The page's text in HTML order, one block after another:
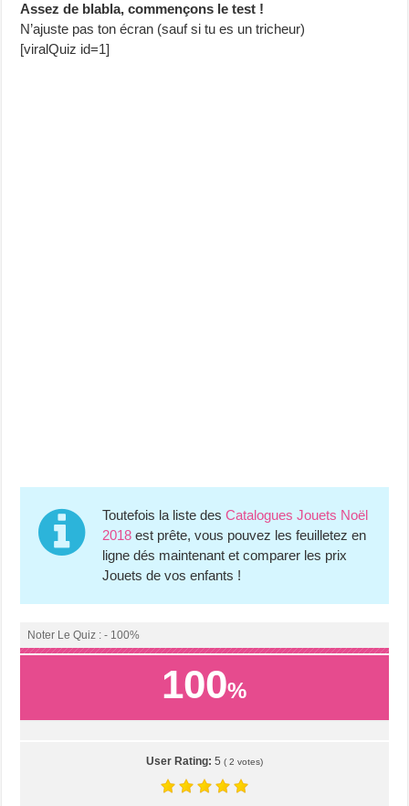
Assez de blabla, commençons le test !
N’ajuste pas ton écran (sauf si tu es un tricheur)
[viralQuiz id=1]
Toutefois la liste desCatalogues Jouets Noël
2018 est prête, vous pouvez les feuilletez en
ligne dés maintenant et comparer les prix
Jouets de vos enfants !
Noter Le Quiz : - 100%
100%
User Rating: 5 ( 2 votes)